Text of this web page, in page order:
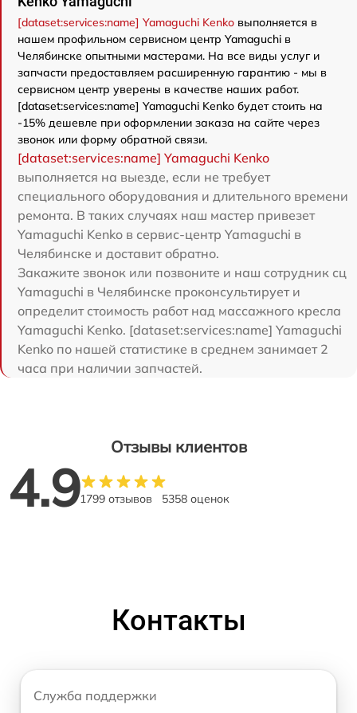
[dataset:services:name] Yamaguchi Kenko выполняется в
нашем профильном сервисном центр Yamaguchi в
Челябинске опытными мастерами. На все виды услуг и
запчасти предоставляем расширенную гарантию - мы в
сервисном центр уверены в качестве наших работ.
[dataset:services:name] Yamaguchi Kenko будет стоить на
-15% дешевле при оформлении заказа на сайте через
звонок или форму обратной связи.
[dataset:services:name] Yamaguchi Kenko
выполняется на выезде, если не требует
специального оборудования и длительного времени
ремонта. В таких случаях наш мастер привезет
Yamaguchi Kenko в сервис-центр Yamaguchi в
Челябинске и доставит обратно.
Закажите звонок или позвоните и наш сотрудник сц
Yamaguchi в Челябинске проконсультирует и
определит стоимость работ над массажного кресла
Yamaguchi Kenko. [dataset:services:name] Yamaguchi
Kenko по нашей статистике в среднем занимает 2
часа при наличии запчастей.
Отзывы клиентов
4.91799 отзывов 5358 оценок
Контакты
Служба поддержки